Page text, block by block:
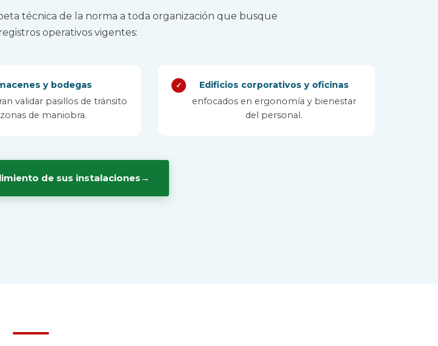
técnica de la norma a toda organización que busque
operativos vigentes:
y bodegas
validar pasillos de tránsito
de maniobra.
✓
Edificios corporativos y oficinas
enfocados en ergonomía y bienestar
del personal.
de sus instalaciones →